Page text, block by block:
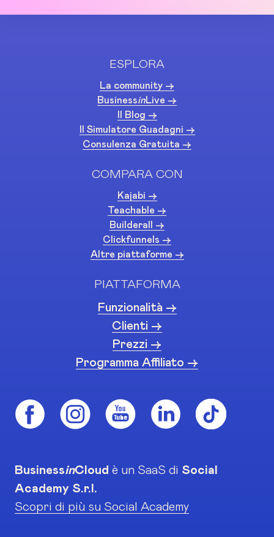
ESPLORA
La community ->
BusinessinLive ->
Il Blog ->
Il Simulatore Guadagni ->
Consulenza Gratuita ->
COMPARA CON
Kajabi ->
Teachable ->
Builderall ->
Clickfunnels ->
Altre piattaforme ->
PIATTAFORMA
Funzionalità ->
Clienti ->
Prezzi ->
Programma Affiliato ->
BusinessinCloud è un SaaS di Social
Academy S.r.l.
Scopri di più su Social Academy